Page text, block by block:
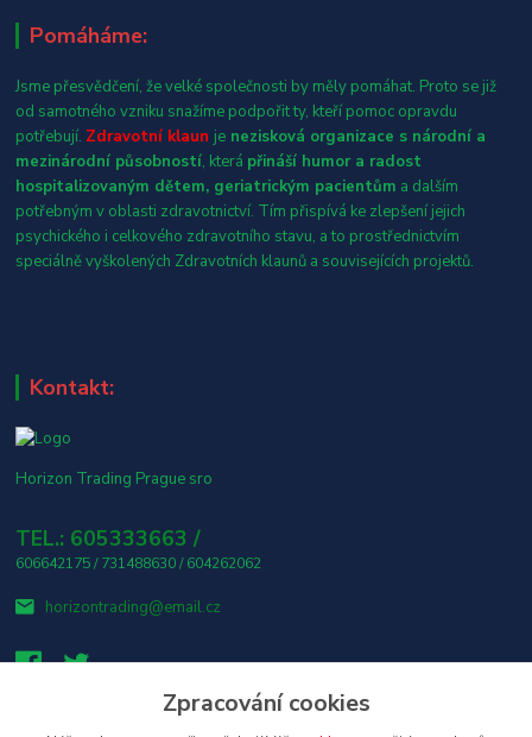
Pomáháme:
Jsme přesvědčení, že velké společnosti by měly pomáhat. Proto se již
od samotného vzniku snažíme podpořit ty, kteří pomoc opravdu
potřebují. Zdravotní klaun je nezisková organizace s národní a
mezinárodní působností, která přináší humor a radost
hospitalizovaným dětem, geriatrickým pacientům a dalším
potřebným v oblasti zdravotnictví. Tím přispívá ke zlepšení jejich
psychického i celkového zdravotního stavu, a to prostřednictvím
speciálně vyškolených Zdravotních klaunů a souvisejících projektů.
Kontakt:
Horizon Trading Prague sro
TEL.: 605333663 /
606642175 / 731488630 / 604262062
horizontrading@email.cz
Zpracování cookies